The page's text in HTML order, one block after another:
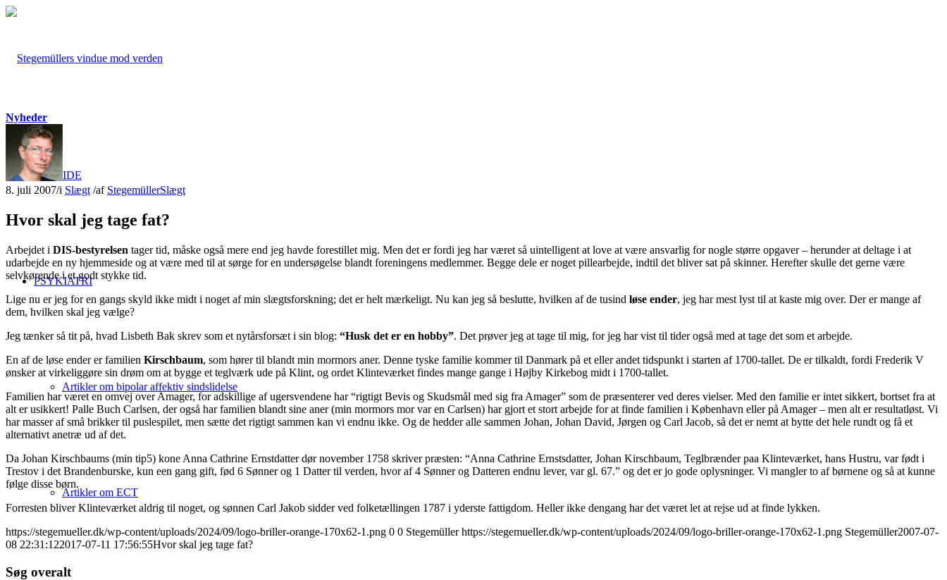
FORSIDE
PSYKIATRI
Artikler om bipolar affektiv sindslidelse
Artikler om ECT
Nyheder
8. juli 2007/i Slægt /af StegemüllerSlægt
Hvor skal jeg tage fat?
Arbejdet i DIS-bestyrelsen tager tid, måske også mere end jeg havde forestillet mig. Men det er fordi jeg har været så uintelligent at love at være ansvarlig for nogle større opgaver – herunder at deltage i at
udarbejde en ny hjemmeside og at være med til at sørge for en undersøgelse blandt foreningens medlemmer. Begge dele er noget pillearbejde, indtil det bliver sat på skinner. Herefter skulle det gerne være
selvkørende i et godt stykke tid.
Lige nu er jeg for en gangs skyld ikke midt i noget af min slægtsforskning; det er helt mærkeligt. Nu kan jeg så beslutte, hvilken af de tusind løse ender, jeg har mest lyst til at kaste mig over. Der er mange af
dem, hvilken skal jeg vælge?
Jeg tænker så tit på, hvad Lisbeth Bak skrev som et nytårsforsæt i sin blog: “Husk det er en hobby”. Det prøver jeg at tage til mig, for jeg har vist til tider også med at tage det som et arbejde.
En af de løse ender er familien Kirschbaum, som hører til blandt min mormors aner. Denne tyske familie kommer til Danmark på et eller andet tidspunkt i starten af 1700-tallet. De er tilkaldt, fordi Frederik V
ønsker at virkeliggøre sin drøm om at bygge et teglværk ude på Klint, og ordet Klinteværket findes mange gange i Højby Kirkebog midt i 1700-tallet.
Familien har været en omvej over Amager, for adskillige af ugersvendene har “rigtigt Bevis og Skudsmål med sig fra Amager” som de præsenterer ved deres vielser. Med den familie er intet sikkert, bortset fra at
alt er usikkert! Palle Buch Carlsen, der også har familien blandt sine aner (min mormors mor var en Carlsen) har gjort et stort arbejde for at finde familien i København eller på Amager – men alt er resultatløst. Vi
har masser af små brikker til puslespilet, men sætte det rigtigt sammen kan vi endnu ikke. Og de hedder alle sammen Johan, Johan David, Jørgen og Carl Jacob, så det er nemt at bytte det hele rundt og få et
alternativt anetræ ud af det.
Da Johan Kirschbaums (min tip5) kone Anna Cathrine Ernstdatter dør november 1758 skriver præsten: “Anna Cathrine Ernstsdatter, Johan Kirschbaum, Teglbrænder paa Klinteværket, hans Hustru, var født i
Trestov i det Brandenburske, kun een gang gift, fød 6 Sønner og 1 Datter til verden, hvor af 4 Sønner og Datteren endnu lever, var gl. 67.” og det er jo gode oplysninger. Vi mangler to af børnene og så at kunne
følge disse børn.
Forresten bliver Klinteværket aldrig til noget, og sønnen Carl Jakob sidder ved folketællingen 1787 i yderste fattigdom. Heller ikke dengang har det været let at rejse ud at finde lykken.
https://stegemueller.dk/wp-content/uploads/2024/09/logo-briller-orange-170x62-1.png 0 0 Stegemüller https://stegemueller.dk/wp-content/uploads/2024/09/logo-briller-orange-170x62-1.png Stegemüller2007-07-
08 22:31:122017-07-11 17:56:55Hvor skal jeg tage fat?
Søg overalt